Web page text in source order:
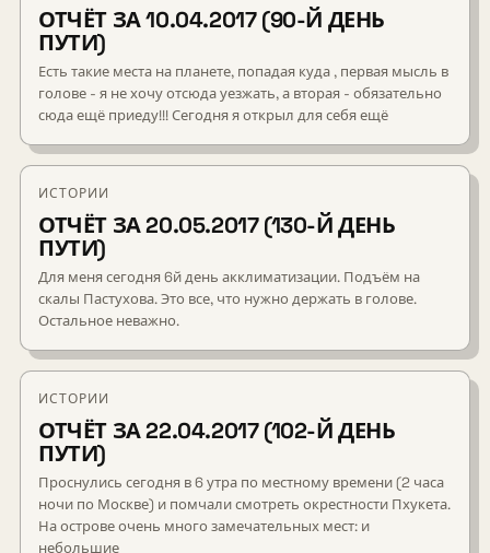
ОТЧЁТ ЗА 10.04.2017 (90-Й ДЕНЬ
ПУТИ)
Есть такие места на планете, попадая куда , первая мысль в
голове - я не хочу отсюда уезжать, а вторая - обязательно
сюда ещё приеду!!! Сегодня я открыл для себя ещё
ИСТОРИИ
ОТЧЁТ ЗА 20.05.2017 (130-Й ДЕНЬ
ПУТИ)
Для меня сегодня 6й день акклиматизации. Подъём на
скалы Пастухова. Это все, что нужно держать в голове.
Остальное неважно.
ИСТОРИИ
ОТЧЁТ ЗА 22.04.2017 (102-Й ДЕНЬ
ПУТИ)
Проснулись сегодня в 6 утра по местному времени (2 часа
ночи по Москве) и помчали смотреть окрестности Пхукета.
На острове очень много замечательных мест: и
небольшие